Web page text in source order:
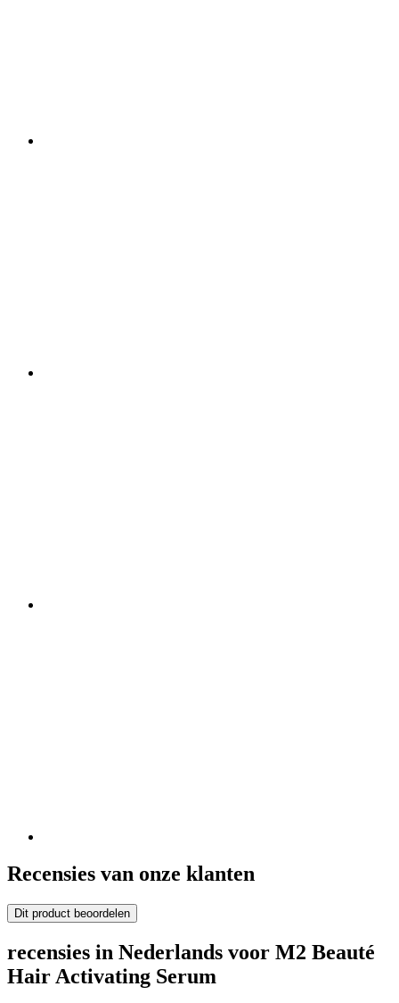
Recensies van onze klanten
Dit product beoordelen
recensies in Nederlands voor M2 Beauté
Hair Activating Serum